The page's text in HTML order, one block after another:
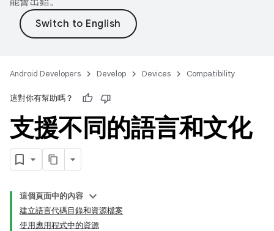
Android Developers Develop Devices Compatibility
這對你有幫助嗎？
支援不同的語言和文化
這個頁面中的內容
建立語言代碼目錄和資源檔案
使用應用程式中的資源